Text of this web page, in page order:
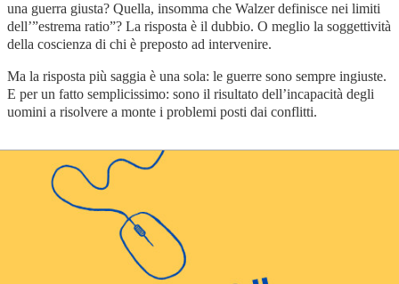
una guerra giusta? Quella, insomma che Walzer definisce nei limiti
dell’”estrema ratio”? La risposta è il dubbio. O meglio la soggettività
della coscienza di chi è preposto ad intervenire.
Ma la risposta più saggia è una sola: le guerre sono sempre ingiuste.
E per un fatto semplicissimo: sono il risultato dell’incapacità degli
uomini a risolvere a monte i problemi posti dai conflitti.